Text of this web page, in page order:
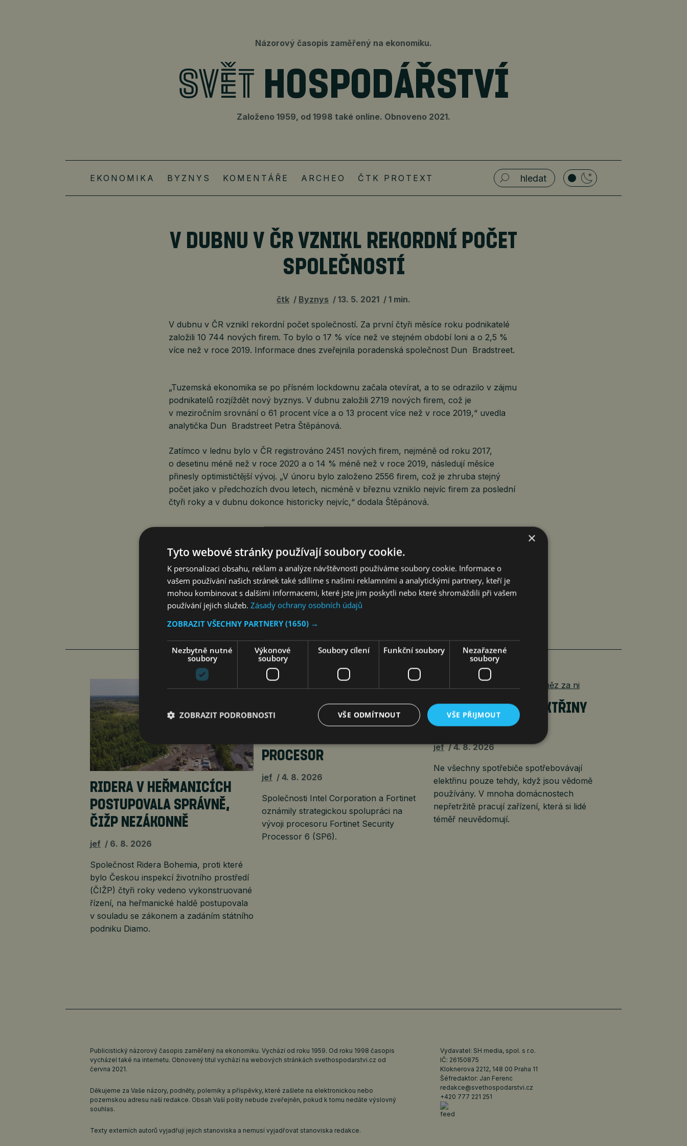
Názorový časopis zaměřený na ekonomiku.
Založeno 1959, od 1998 také online. Obnoveno 2021.
EKONOMIKA BYZNYS KOMENTÁŘE ARCHEO ČTK PROTEXT
V DUBNU V ČR VZNIKL REKORDNÍ POČET
SPOLEČNOSTÍ
čtk Byznys 13. 5. 2021 1 min.
V dubnu v ČR vznikl rekordní počet společností. Za první čtyři měsíce roku podnikatelé
založili 10 744 nových firem. To bylo o 17 % více než ve stejném období loni a o 2,5 %
více než v roce 2019. Informace dnes zveřejnila poradenská společnost Dun Bradstreet.
„Tuzemská ekonomika se po přísném lockdownu začala otevírat, a to se odrazilo v zájmu
podnikatelů rozjíždět nový byznys. V dubnu založili 2719 nových firem, což je
v meziročním srovnání o 61 procent více a o 13 procent více než v roce 2019,“ uvedla
analytička Dun Bradstreet Petra Štěpánová.
Zatímco v lednu bylo v ČR registrováno 2451 nových firem, nejméně od roku 2017,
o desetinu méně než v roce 2020 a o 14 % méně než v roce 2019, následují měsíce
přinesly optimističtější vývoj. „V únoru bylo založeno 2556 firem, což je zhruba stejný
počet jako v předchozích dvou letech, nicméně v březnu vzniklo nejvíc firem za poslední
čtyři roky a v dubnu dokonce historicky nejvíc,“ dodala Štěpánová.
společností s ručením omezeným.
Poslat mailem
VÍCE ČLÁNKU Z BYZNYSU
RIDERA V HEŘMANICÍCH
POSTUPOVALA SPRÁVNĚ,
ČIŽP NEZÁKONNĚ
jef 6. 8. 2026
Společnost Ridera Bohemia, proti které
bylo Českou inspekcí životního prostředí
(ČIŽP) čtyři roky vedeno vykonstruované
řízení, na heřmanické haldě postupovala
v souladu se zákonem a zadáním státního
podniku Diamo.
INTEL A FORTINET VYVINOU
PROCESOR
jef 4. 8. 2026
Společnosti Intel Corporation a Fortinet
oznámily strategickou spolupráci na
vývoji procesoru Fortinet Security
Processor 6 (SP6).
SKRYTÍ ŽROUTI ELEKTŘINY
A PENĚZ ZA NI
jef 4. 8. 2026
Ne všechny spotřebiče spotřebovávají
elektřinu pouze tehdy, když jsou vědomě
používány. V mnoha domácnostech
nepřetržitě pracují zařízení, která si lidé
téměř neuvědomují.
Publicistický názorový časopis zaměřený na ekonomiku. Vychází od roku 1959. Od roku 1998 časopis
vycházel také na internetu. Obnovený titul vychází na webových stránkách svethospodarstvi.cz od
června 2021.
Děkujeme za Vaše názory, podněty, polemiky a příspěvky, které zašlete na elektronickou nebo
pozemskou adresu naší redakce. Obsah Vaší pošty nebude zveřejněn, pokud k tomu nedáte výslovný
souhlas.
Texty externích autorů vyjadřují jejich stanoviska a nemusí vyjadřovat stanoviska redakce.
Vydavatel: SH media, spol. s r.o.
IČ: 26150875
Kloknerova 2212, 148 00 Praha 11
Šéfredaktor: Jan Ferenc
redakce@svethospodarstvi.cz
+420 777 221 251
×
Tyto webové stránky používají soubory cookie.
K personalizaci obsahu, reklam a analýze návštěvnosti používáme soubory cookie. Informace o
vašem používání našich stránek také sdílíme s našimi reklamními a analytickými partnery, kteří je
mohou kombinovat s dalšími informacemi, které jste jim poskytli nebo které shromáždili při vašem
používání jejich služeb. Zásady ochrany osobních údajů
ZOBRAZIT VŠECHNY PARTNERY (1650) →
Nezbytně nutné
soubory
Výkonové
soubory
Soubory cílení Funkční soubory
Nezařazené
soubory
VŠE PŘIJMOUT
VŠE ODMÍTNOUT
ZOBRAZIT PODROBNOSTI